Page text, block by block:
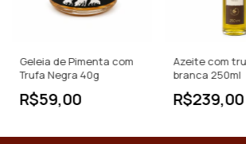
Geleia de Pimenta com
Trufa Negra 40g
R$59,00
Azeite com
branca 250ml
R$239,00